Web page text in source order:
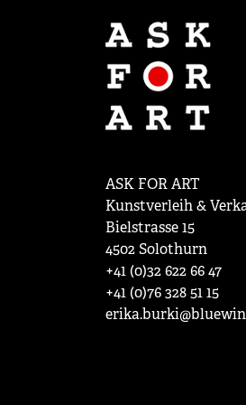
ASK FOR ART
Kunstverleih &
Bielstrasse 15
4502 Solothurn
+41 (0)32 622 66 47
+41 (0)76 328 51 15